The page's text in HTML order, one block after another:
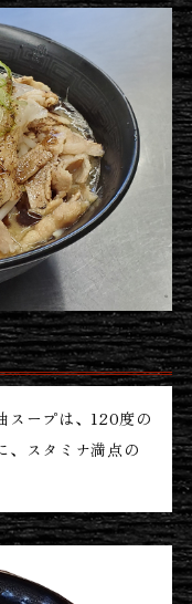
スープは、120度の
、スタミナ満点の